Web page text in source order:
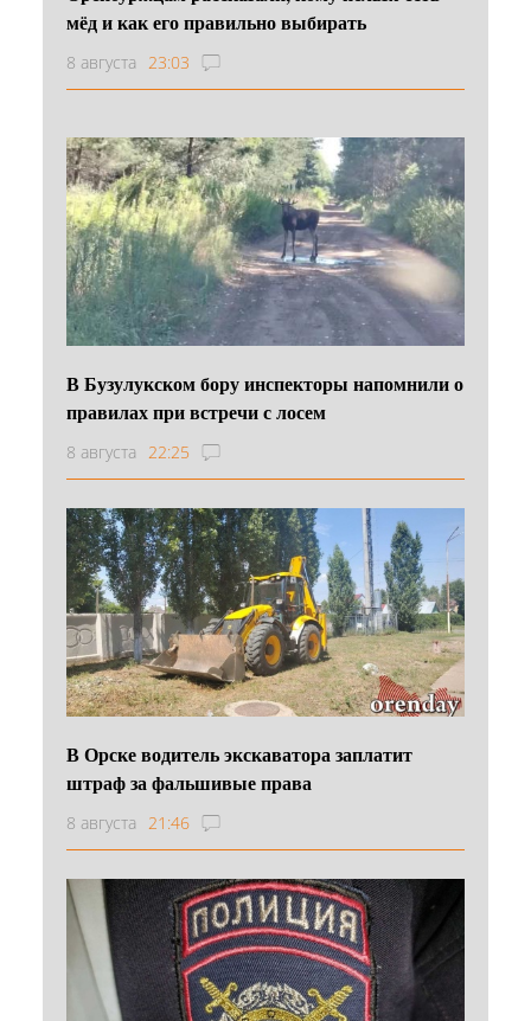
мёд и как его правильно выбирать
8 августа 23:03
В Бузулукском бору инспекторы напомнили о
правилах при встречи с лосем
8 августа 22:25
В Орске водитель экскаватора заплатит
штраф за фальшивые права
8 августа 21:46